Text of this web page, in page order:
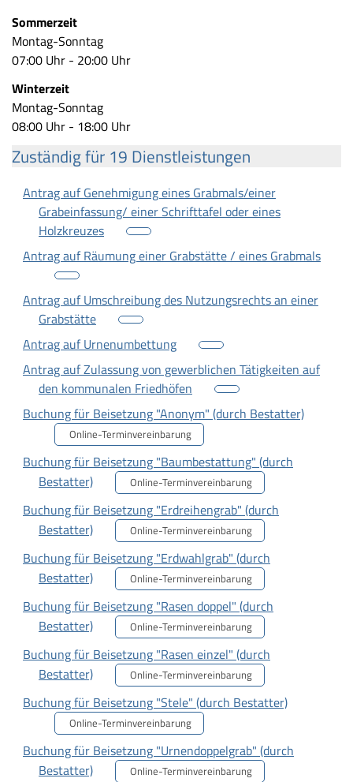
Sommerzeit
Montag-Sonntag
07:00 Uhr - 20:00 Uhr
Winterzeit
Montag-Sonntag
08:00 Uhr - 18:00 Uhr
Zuständig für 19 Dienstleistungen
Antrag auf Genehmigung eines Grabmals/einer
Grabeinfassung/ einer Schrifttafel oder eines
Holzkreuzes
Antrag auf Räumung einer Grabstätte / eines Grabmals
Antrag auf Umschreibung des Nutzungsrechts an einer
Grabstätte
Antrag auf Urnenumbettung
Antrag auf Zulassung von gewerblichen Tätigkeiten auf
den kommunalen Friedhöfen
Buchung für Beisetzung "Anonym" (durch Bestatter)
Online-Terminvereinbarung
Buchung für Beisetzung "Baumbestattung" (durch
Bestatter)
Online-Terminvereinbarung
Buchung für Beisetzung "Erdreihengrab" (durch
Bestatter)
Online-Terminvereinbarung
Buchung für Beisetzung "Erdwahlgrab" (durch
Bestatter)
Online-Terminvereinbarung
Buchung für Beisetzung "Rasen doppel" (durch
Bestatter)
Online-Terminvereinbarung
Buchung für Beisetzung "Rasen einzel" (durch
Bestatter)
Online-Terminvereinbarung
Buchung für Beisetzung "Stele" (durch Bestatter)
Online-Terminvereinbarung
Buchung für Beisetzung "Urnendoppelgrab" (durch
Bestatter)
Online-Terminvereinbarung